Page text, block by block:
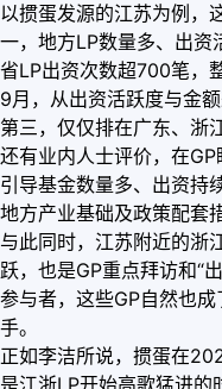
以掼蛋发源的江苏为例，
一，地方LP数量多、出资
省LP出资次数超700笔，
9月，从出资活跃度与金
第三，仅仅排在广东、浙
还有业内人士评价，在
引导基金数量多、出资持
地方产业基础及政策配套
与此同时，江苏附近的浙
跃，也是GP重点拜访和“
参与者，这些GP自然也
手。
正如李洁所说，掼蛋在
是江浙LP开始高歌猛进的